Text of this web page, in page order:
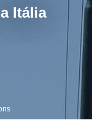
Itália